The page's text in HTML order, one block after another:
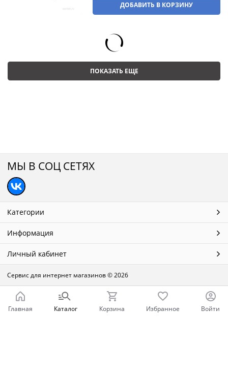
ДОБАВИТЬ В КОРЗИНУ
ПОКАЗАТЬ ЕЩЕ
МЫ В СОЦ СЕТЯХ
Категории
Информация
Личный кабинет
Сервис для интернет магазинов© 2026
Главная Каталог Корзина Избранное Войти